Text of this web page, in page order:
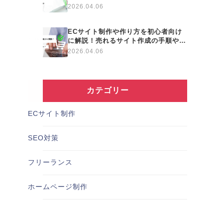
コツまで徹底解説
2026.04.06
ECサイト制作や作り方を初心者向け
に解説！売れるサイト作成の手順やポ
イントとは？
2026.04.06
カテゴリー
ECサイト制作
SEO対策
フリーランス
ホームページ制作